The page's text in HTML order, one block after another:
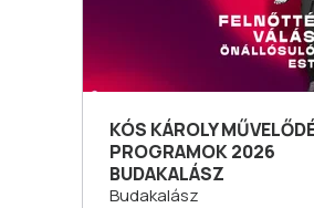
KÓS KÁROLY
PROGRAMOK 2026
BUDAKALÁSZ
Budakalász